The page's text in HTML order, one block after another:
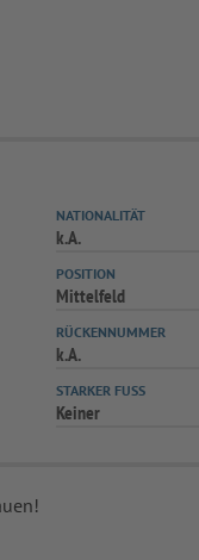
NATIONALITÄT
k.A.
POSITION
Mittelfeld
RÜCKENNUMMER
k.A.
STARKER FUSS
Keiner